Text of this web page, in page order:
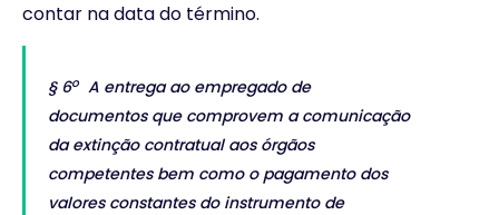
contar na data do término.
§ 6o A entrega ao empregado de
documentos que comprovem a comunicação
da extinção contratual aos órgãos
competentes bem como o pagamento dos
valores constantes do instrumento de